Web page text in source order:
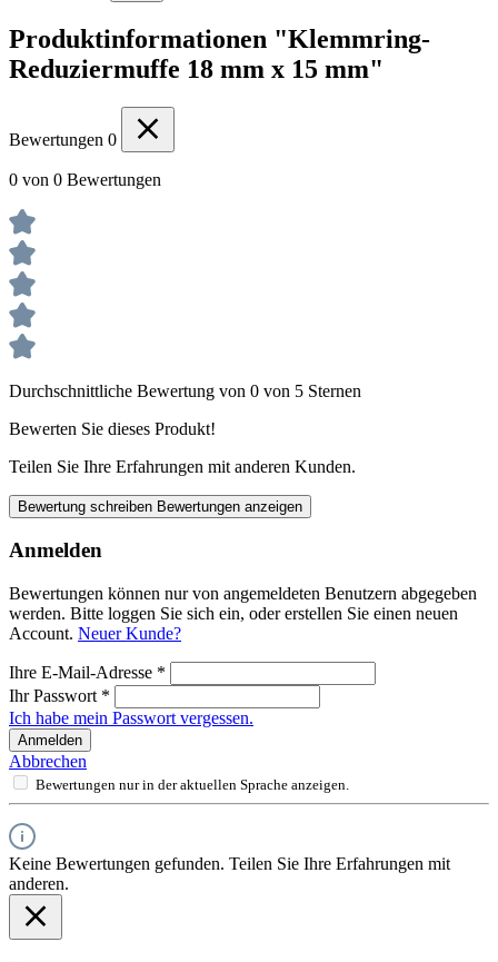
Produktinformationen "Klemmring-
Reduziermuffe 18 mm x 15 mm"
Bewertungen 0
0 von 0 Bewertungen
Durchschnittliche Bewertung von 0 von 5 Sternen
Bewerten Sie dieses Produkt!
Teilen Sie Ihre Erfahrungen mit anderen Kunden.
Bewertung schreiben Bewertungen anzeigen
Anmelden
Bewertungen können nur von angemeldeten Benutzern abgegeben
werden. Bitte loggen Sie sich ein, oder erstellen Sie einen neuen
Account. Neuer Kunde?
Ihre E-Mail-Adresse *
Ihr Passwort *
Ich habe mein Passwort vergessen.
Anmelden
Abbrechen
Bewertungen nur in der aktuellen Sprache anzeigen.
Keine Bewertungen gefunden. Teilen Sie Ihre Erfahrungen mit
anderen.